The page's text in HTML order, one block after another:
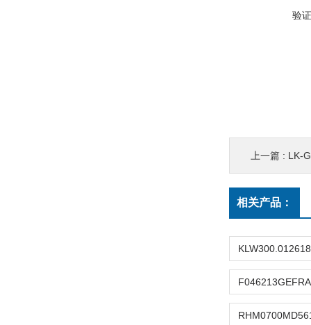
验
上一篇 : LK-
相关产品：